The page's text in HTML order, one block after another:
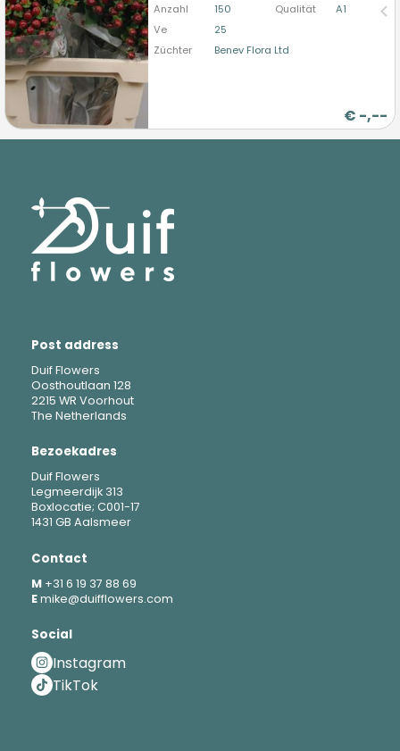
Anzahl
150 Qualität
A1
Ve
25
Züchter
Benev Flora Ltd
€ -,--
Post address
Duif Flowers
Oosthoutlaan 128
2215 WR Voorhout
The Netherlands
Bezoekadres
Duif Flowers
Legmeerdijk 313
Boxlocatie; C001-17
1431 GB Aalsmeer
Contact
M +31 6 19 37 88 69
Emike@duifflowers.com
Social
Instagram
TikTok